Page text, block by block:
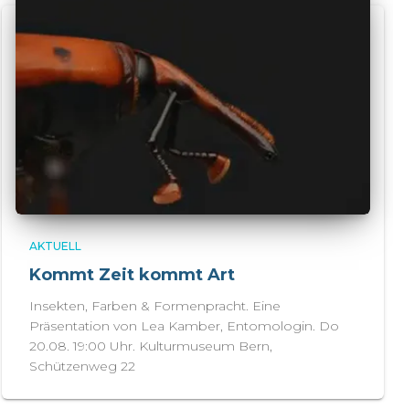
AKTUELL
Kommt Zeit kommt Art
Insekten, Farben & Formenpracht. Eine
Präsentation von Lea Kamber, Entomologin. Do
20.08. 19:00 Uhr. Kulturmuseum Bern,
Schützenweg 22